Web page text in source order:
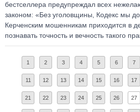
бестселлера предупреждал всех
законом: «Без уголовщины, Кодекс мы
Керченским мошенникам приходится в
познавать точность и вечность такого
1 2 3 4 5 6 7
11 12 13 14 15 16 17
21 22 23 24 25 26 27